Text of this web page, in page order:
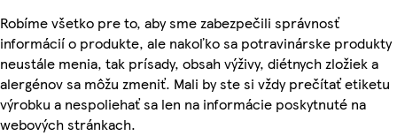
Robíme všetko pre to, aby sme zabezpečili správnosť
informácií o produkte, ale nakoľko sa potravinárske produkty
neustále menia, tak prísady, obsah výživy, diétnych zložiek a
alergénov sa môžu zmeniť. Mali by ste si vždy prečítať etiketu
výrobku a nespoliehať sa len na informácie poskytnuté na
webových stránkach.